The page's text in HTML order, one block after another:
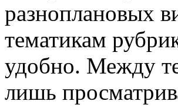
разноплановых
тематикам
удобно. Между
лишь